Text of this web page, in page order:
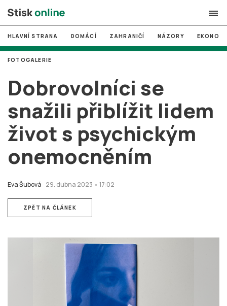
search
# MUNI
# Brno
# volby
login PŘIHLÁSIT SE
Zapomněli jste heslo?
HLAVNÍ STRANA DOMÁCÍ ZAHRANIČÍ NÁZORY
Dobrovolníci se
snažili přiblížit lidem
život s psychickým
onemocněním
Eva Šubová 29. dubna 2023 • 17:02
FOTOGALERIE
ZPĚT NA ČLÁNEK